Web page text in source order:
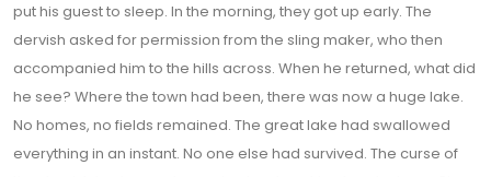
put his guest to sleep. In the morning, they got up early. The
dervish asked for permission from the sling maker, who then
accompanied him to the hills across. When he returned, what did
he see? Where the town had been, there was now a huge lake.
No homes, no fields remained. The great lake had swallowed
everything in an instant. No one else had survived. The curse of